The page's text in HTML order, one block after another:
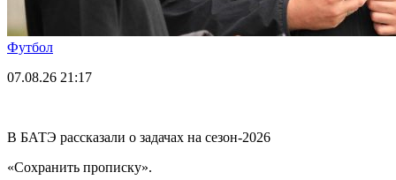
Футбол
07.08.26 21:17
В БАТЭ рассказали о задачах на сезон-2026
«Сохранить прописку».